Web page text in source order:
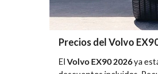
Precios del Volvo
ElVolvo EX90 2026ya